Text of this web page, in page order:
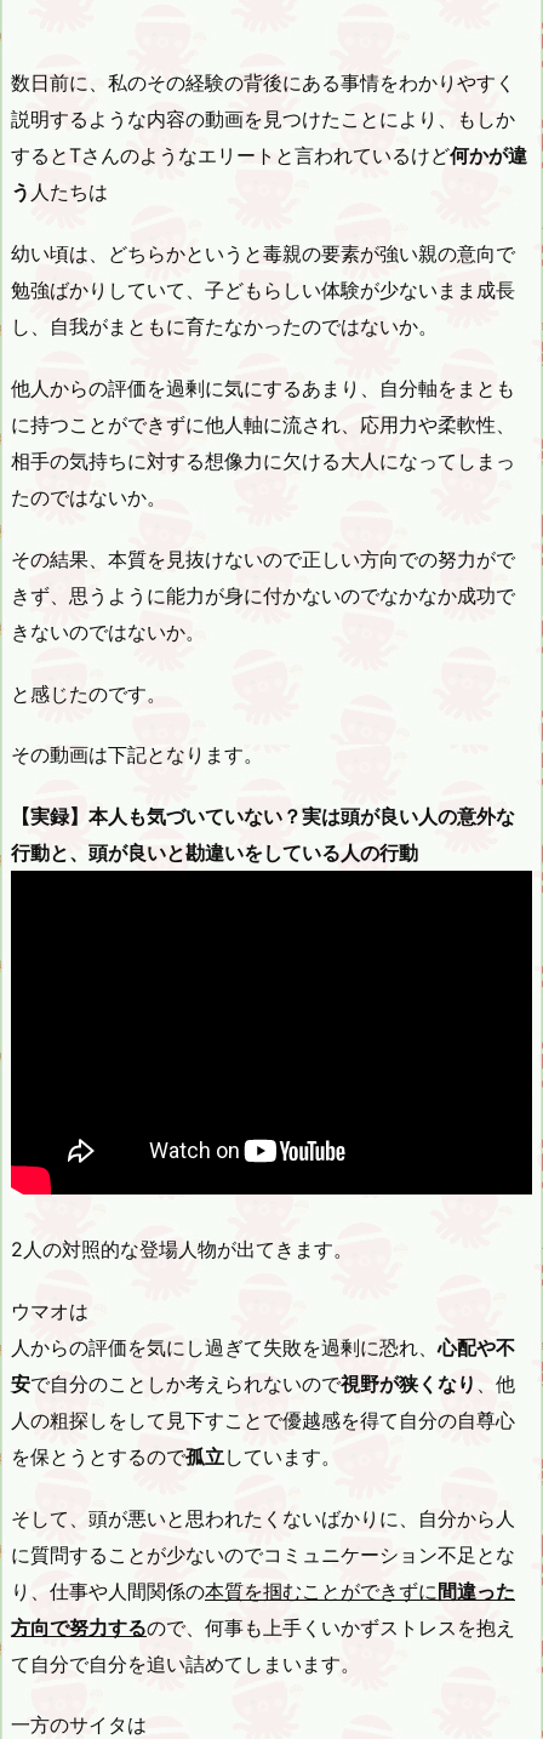
数日前に、私のその経験の背後にある事情をわかりやすく
説明するような内容の動画を見つけたことにより、もしか
するとTさんのようなエリートと言われているけど何かが違
う 人たちは
幼い頃は、どちらかというと毒親の要素が強い親の意向で
勉強ばかりしていて、子どもらしい体験が少ないまま成長
し、自我がまともに育たなかったのではないか。
他人からの評価を過剰に気にするあまり、自分軸をまとも
に持つことができずに他人軸に流され、応用力や柔軟性、
相手の気持ちに対する想像力に欠ける大人になってしまっ
たのではないか。
その結果、本質を見抜けないので正しい方向での努力がで
きず、思うように能力が身に付かないのでなかなか成功で
きないのではないか。
と感じたのです。
その動画は下記となります。
【実録】本人も気づいていない？実は頭が良い人の意外な
行動と、頭が良いと勘違いをしている人の行動
2人の対照的な登場人物が出てきます。
ウマオは
人からの評価を気にし過ぎて失敗を過剰に恐れ、心配や不
安で自分のことしか考えられないので視野が狭くなり 、他
人の粗探しをして見下すことで優越感を得て自分の自尊心
を保とうとするので孤立 しています。
そして、頭が悪いと思われたくないばかりに、自分から人
に質問することが少ないのでコミュニケーション不足とな
り、仕事や人間関係の本質を掴むことができずに間違った
方向で努力するので、何事も上手くいかずストレスを抱え
て自分で自分を追い詰めてしまいます。
一方のサイタは